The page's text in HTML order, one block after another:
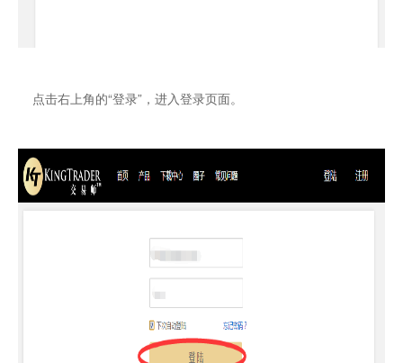
点击右上角的“登录”，进入登录页面。